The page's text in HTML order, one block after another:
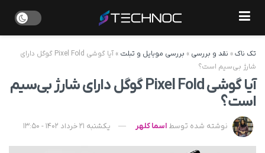
تک ناک» نقد و بررسی » بررسی موبایل و تبلت »
آیا گوشی Pixel Fold گوگل دارای
شارژ بی‌سیم است؟
آیا گوشی Pixel Fold گوگل دارای شارژ بی‌سیم
است؟
نوشته شده توسط اسما کلهر یکشنبه 21 خرداد 1402 - 13:50